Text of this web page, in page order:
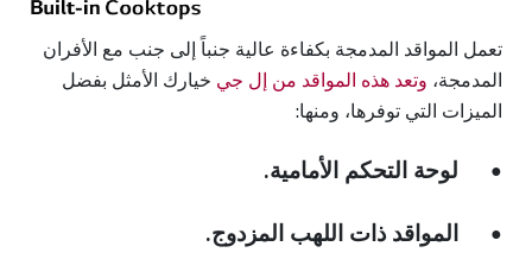
تعمل المواقد المدمجة بكفاءة عالية جنباً إلى جنب مع الأفران
المدمجة، وتعد هذه المواقد من إل جي خيارك الأمثل بفضل
الميزات التي توفرها، ومنها:
● لوحة التحكم الأمامية.
● المواقد ذات اللهب المزدوج.